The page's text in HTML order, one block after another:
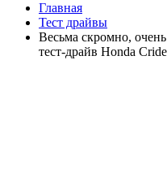
Главная
Тест драйвы
Весьма скромно,
тест-драйв Honda